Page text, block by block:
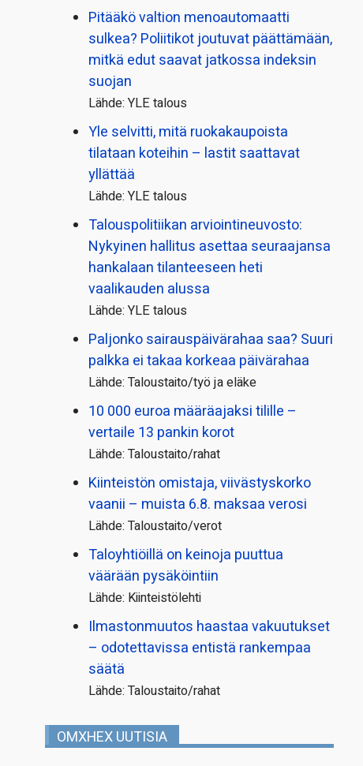
Pitääkö valtion menoautomaatti
sulkea? Poliitikot joutuvat päättämään,
mitkä edut saavat jatkossa indeksin
suojan
Lähde: YLE talous
Yle selvitti, mitä ruokakaupoista
tilataan koteihin – lastit saattavat
yllättää
Lähde: YLE talous
Talous­politiikan arviointi­neuvosto:
Nykyinen hallitus asettaa seuraajansa
hankalaan tilanteeseen heti
vaalikauden alussa
Lähde: YLE talous
Paljonko sairauspäivä­rahaa saa? Suuri
palkka ei takaa korkeaa päivärahaa
Lähde: Taloustaito/työ ja eläke
10 000 euroa määräajaksi tilille –
vertaile 13 pankin korot
Lähde: Taloustaito/rahat
Kiinteistön omistaja, viivästyskorko
vaanii – muista 6.8. maksaa verosi
Lähde: Taloustaito/verot
Taloyhtiöillä on keinoja puuttua
väärään pysäköintiin
Lähde: Kiinteistölehti
Ilmastonmuutos haastaa vakuutukset
– odotettavissa entistä rankempaa
säätä
Lähde: Taloustaito/rahat
OMXHEX UUTISIA